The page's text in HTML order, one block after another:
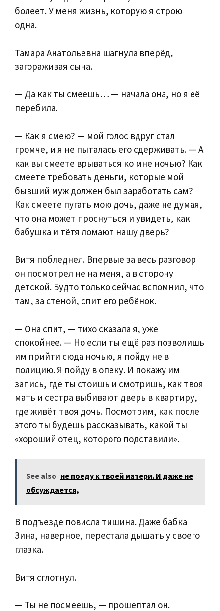
болеет. У меня жизнь, которую я строю
одна.
Тамара Анатольевна шагнула вперёд,
загораживая сына.
— Да как ты смеешь… — начала она, но я её
перебила.
— Как я смею? — мой голос вдруг стал
громче, и я не пыталась его сдерживать. — А
как вы смеете врываться ко мне ночью? Как
смеете требовать деньги, которые мой
бывший муж должен был заработать сам?
Как смеете пугать мою дочь, даже не думая,
что она может проснуться и увидеть, как
бабушка и тётя ломают нашу дверь?
Витя побледнел. Впервые за весь разговор
он посмотрел не на меня, а в сторону
детской. Будто только сейчас вспомнил, что
там, за стеной, спит его ребёнок.
— Она спит, — тихо сказала я, уже
спокойнее. — Но если ты ещё раз позволишь
им прийти сюда ночью, я пойду не в
полицию. Я пойду в опеку. И покажу им
запись, где ты стоишь и смотришь, как твоя
мать и сестра выбивают дверь в квартиру,
где живёт твоя дочь. Посмотрим, как после
этого ты будешь рассказывать, какой ты
«хороший отец, которого подставили».
See also не поеду к твоей матери. И даже не
обсуждается,
В подъезде повисла тишина. Даже бабка
Зина, наверное, перестала дышать у своего
глазка.
Витя сглотнул.
— Ты не посмеешь, — прошептал он.